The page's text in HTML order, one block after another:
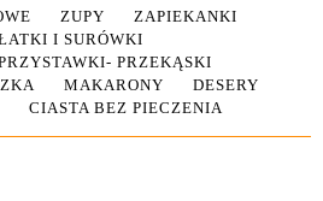
ZUPY
ZAPIEKANKI
I SURÓWKI
PRZEKĄSKI
MAKARONY
DESERY
CIASTA BEZ PIECZENIA